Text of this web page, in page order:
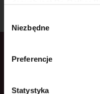
danych osobowych
zgody
Niezbędne
Preferencje
Statystyka
Główny partner